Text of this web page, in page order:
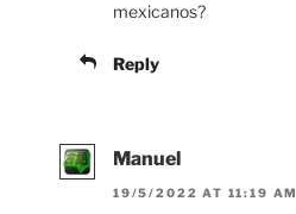
mexicanos?
Reply
Manuel
19/5/2022 AT 11:19 AM